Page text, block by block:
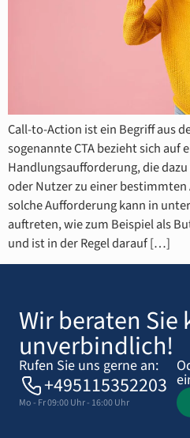
Call-to-Action ist ein Begriff aus
sogenannte CTA bezieht sich auf
Handlungsaufforderung, die
oder Nutzer zu einer
solche Aufforderung kann in
auftreten, wie zum Beispiel als
und ist in der Regel darauf […]
Wir beraten Sie
unverbindlich!
Rufen Sie uns gerne an:
+495115352203
Mo - Fr 09:00 Uhr - 16:00 Uhr